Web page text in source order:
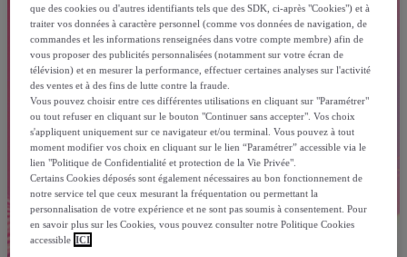
que des cookies ou d'autres identifiants tels que des SDK, ci-après "Cookies") et à
traiter vos données à caractère personnel (comme vos données de navigation, de
commandes et les informations renseignées dans votre compte membre) afin de
vous proposer des publicités personnalisées (notamment sur votre écran de
télévision) et en mesurer la performance, effectuer certaines analyses sur l'activité
des ventes et à des fins de lutte contre la fraude.
Vous pouvez choisir entre ces différentes utilisations en cliquant sur "Paramétrer"
ou tout refuser en cliquant sur le bouton "Continuer sans accepter". Vos choix
s'appliquent uniquement sur ce navigateur et/ou terminal. Vous pouvez à tout
moment modifier vos choix en cliquant sur le lien “Paramétrer” accessible via le
lien "Politique de Confidentialité et protection de la Vie Privée".
Certains Cookies déposés sont également nécessaires au bon fonctionnement de
notre service tel que ceux mesurant la fréquentation ou permettant la
personnalisation de votre expérience et ne sont pas soumis à consentement. Pour
en savoir plus sur les Cookies, vous pouvez consulter notre Politique Cookies
accessible ICI